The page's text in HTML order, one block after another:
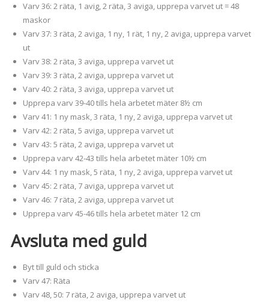
Varv 36: 2 räta, 1 avig, 2 räta, 3 aviga, upprepa varvet ut = 48
maskor
Varv 37: 3 räta, 2 aviga, 1 ny, 1 rät, 1 ny, 2 aviga, upprepa varvet
ut
Varv 38: 2 räta, 3 aviga, upprepa varvet ut
Varv 39: 3 räta, 2 aviga, upprepa varvet ut
Varv 40: 2 räta, 3 aviga, upprepa varvet ut
Upprepa varv 39-40 tills hela arbetet mäter 8½ cm
Varv 41: 1 ny mask, 3 räta, 1 ny, 2 aviga, upprepa varvet ut
Varv 42: 2 räta, 5 aviga, upprepa varvet ut
Varv 43: 5 räta, 2 aviga, upprepa varvet ut
Upprepa varv 42-43 tills hela arbetet mäter 10½ cm
Varv 44: 1 ny mask, 5 räta, 1 ny, 2 aviga, upprepa varvet ut
Varv 45: 2 räta, 7 aviga, upprepa varvet ut
Varv 46: 7 räta, 2 aviga, upprepa varvet ut
Upprepa varv 45-46 tills hela arbetet mäter 12 cm
Avsluta med guld
Byt till guld och sticka
Varv 47: Räta
Varv 48, 50: 7 räta, 2 aviga, upprepa varvet ut